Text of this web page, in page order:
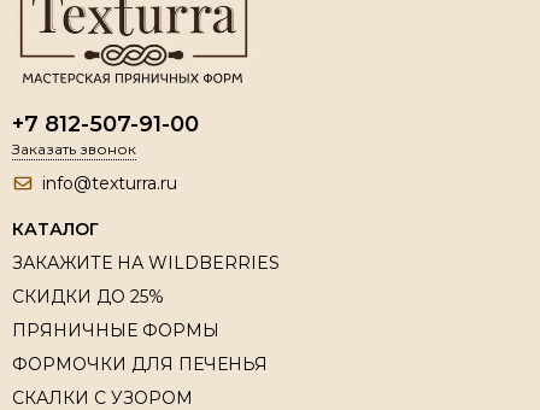
+7 812-507-91-00
Заказать звонок
info@texturra.ru
КАТАЛОГ
ЗАКАЖИТЕ НА WILDBERRIES
СКИДКИ ДО 25%
ПРЯНИЧНЫЕ ФОРМЫ
ФОРМОЧКИ ДЛЯ ПЕЧЕНЬЯ
СКАЛКИ С УЗОРОМ